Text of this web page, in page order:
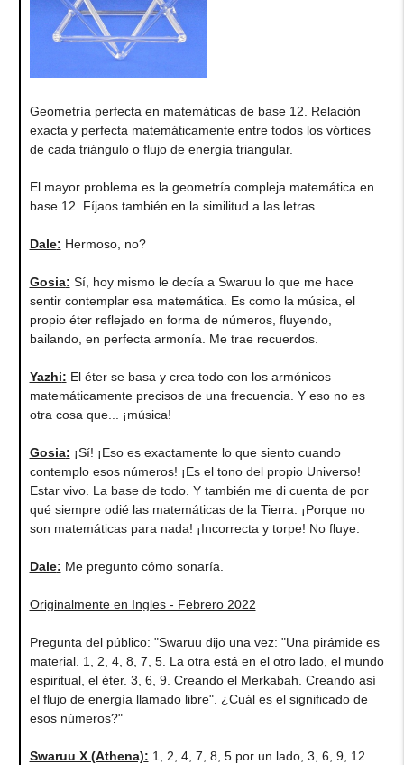
Geometría perfecta en matemáticas de base 12. Relación
exacta y perfecta matemáticamente entre todos los vórtices
de cada triángulo o flujo de energía triangular.
El mayor problema es la geometría compleja matemática en
base 12. Fíjaos también en la similitud a las letras.
Dale: Hermoso, no?
Gosia: Sí, hoy mismo le decía a Swaruu lo que me hace
sentir contemplar esa matemática. Es como la música, el
propio éter reflejado en forma de números, fluyendo,
bailando, en perfecta armonía. Me trae recuerdos.
Yazhi: El éter se basa y crea todo con los armónicos
matemáticamente precisos de una frecuencia. Y eso no es
otra cosa que... ¡música!
Gosia: ¡Sí! ¡Eso es exactamente lo que siento cuando
contemplo esos números! ¡Es el tono del propio Universo!
Estar vivo. La base de todo. Y también me di cuenta de por
qué siempre odié las matemáticas de la Tierra. ¡Porque no
son matemáticas para nada! ¡Incorrecta y torpe! No fluye.
Dale: Me pregunto cómo sonaría.
Originalmente en Ingles - Febrero 2022
Pregunta del público: "Swaruu dijo una vez: "Una pirámide es
material. 1, 2, 4, 8, 7, 5. La otra está en el otro lado, el mundo
espiritual, el éter. 3, 6, 9. Creando el Merkabah. Creando así
el flujo de energía llamado libre". ¿Cuál es el significado de
esos números?"
Swaruu X (Athena): 1, 2, 4, 7, 8, 5 por un lado, 3, 6, 9, 12